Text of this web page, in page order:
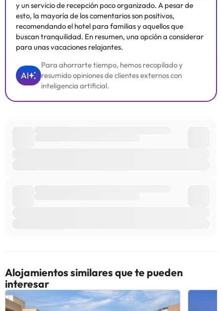
y un servicio de recepción poco organizado. A pesar de
esto, la mayoría de los comentarios son positivos,
recomendando el hotel para familias y aquellos que
buscan tranquilidad. En resumen, una opción a considerar
para unas vacaciones relajantes.
AI
Para ahorrarte tiempo, hemos recopilado y
resumido opiniones de clientes externos con
inteligencia artificial.
Alojamientos similares que te pueden
interesar